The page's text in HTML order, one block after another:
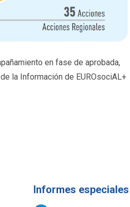
en fase de aprobada,
la Información de EUROsociAL+
Informes especiales